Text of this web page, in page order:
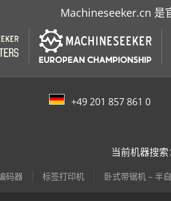
Machineseeker.cn 是
+49 201 857 861 0
当前机器搜索：
码器 标签打印机 卧式带锯机 – 半